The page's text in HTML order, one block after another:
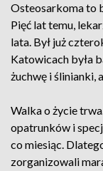
Osteosarkoma to
Pięć lat temu,
lata. Był już
Katowicach była
żuchwę i ślinianki,
Walka o życie
opatrunków i
co miesiąc.
zorganizowali